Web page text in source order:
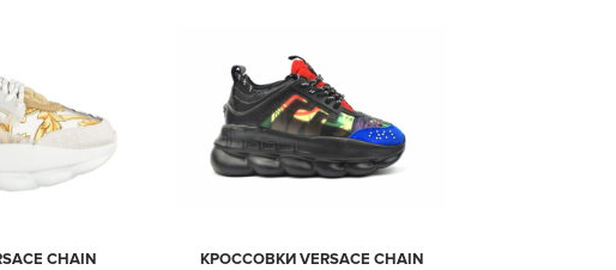
CHAIN
КРОССОВКИ VERSACE CHAIN